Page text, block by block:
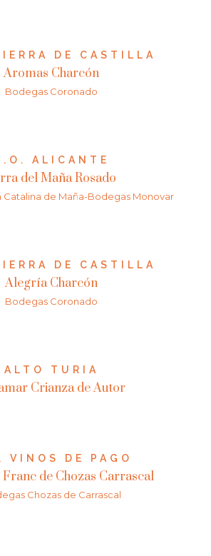
DE CASTILLA
Aromas Charcón
Bodegas Coronado
ALICANTE
del Maña Rosado
Catalina de Maña-Bodegas Monovar
DE CASTILLA
Alegría Charcón
Bodegas Coronado
ALTO TURIA
Crianza de Autor
VINOS DE PAGO
de Chozas Carrascal
Chozas de Carrascal